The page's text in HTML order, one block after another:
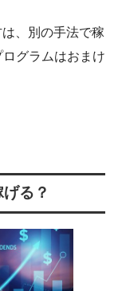
、別の手法で稼
グラムはおまけ
る？